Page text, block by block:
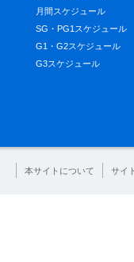
月間スケジュール
SG・PG1スケジュール
G1・G2スケジュール
G3スケジュール
本サイトについて サイ